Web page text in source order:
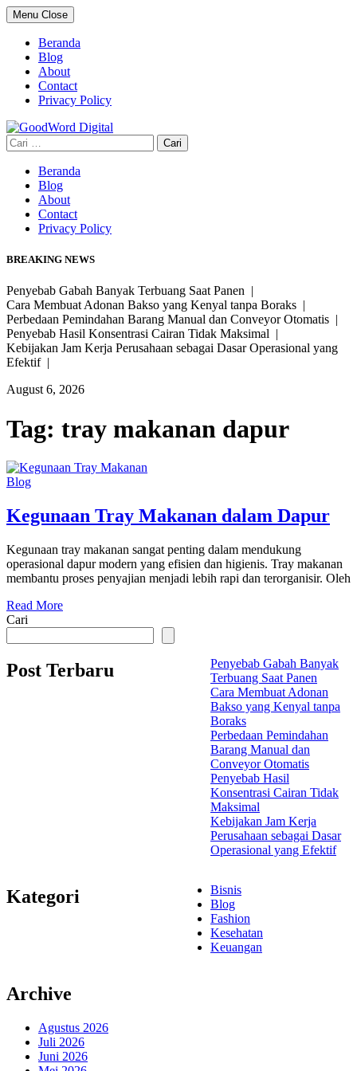
Skip
to
content
Menu Close
Beranda
Blog
About
Contact
Privacy Policy
Cari
untuk:
Beranda
Blog
About
Contact
Privacy Policy
BREAKING NEWS
Penyebab Gabah Banyak Terbuang Saat Panen |
Cara Membuat Adonan Bakso yang Kenyal tanpa Boraks |
Perbedaan Pemindahan Barang Manual dan Conveyor Otomatis |
Penyebab Hasil Konsentrasi Cairan Tidak Maksimal |
Kebijakan Jam Kerja Perusahaan sebagai Dasar Operasional yang
Efektif |
August 6, 2026
Tag: tray makanan dapur
Blog
Kegunaan Tray Makanan dalam Dapur
Kegunaan tray makanan sangat penting dalam mendukung
operasional dapur modern yang efisien dan higienis. Tray makanan
membantu proses penyajian menjadi lebih rapi dan terorganisir. Oleh
Read More
Cari
Post Terbaru
Penyebab Gabah Banyak
Terbuang Saat Panen
Cara Membuat Adonan
Bakso yang Kenyal tanpa
Boraks
Perbedaan Pemindahan
Barang Manual dan
Conveyor Otomatis
Penyebab Hasil
Konsentrasi Cairan Tidak
Maksimal
Kebijakan Jam Kerja
Perusahaan sebagai Dasar
Operasional yang Efektif
Kategori
Bisnis
Blog
Fashion
Kesehatan
Keuangan
Archive
Agustus 2026
Juli 2026
Juni 2026